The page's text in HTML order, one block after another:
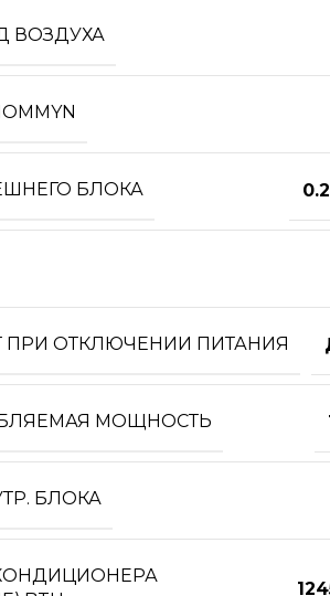
ВОЗДУХА
БЛОКА
ПРИ ОТКЛЮЧЕНИИ ПИТАНИЯ
МОЩНОСТЬ
БЛОКА